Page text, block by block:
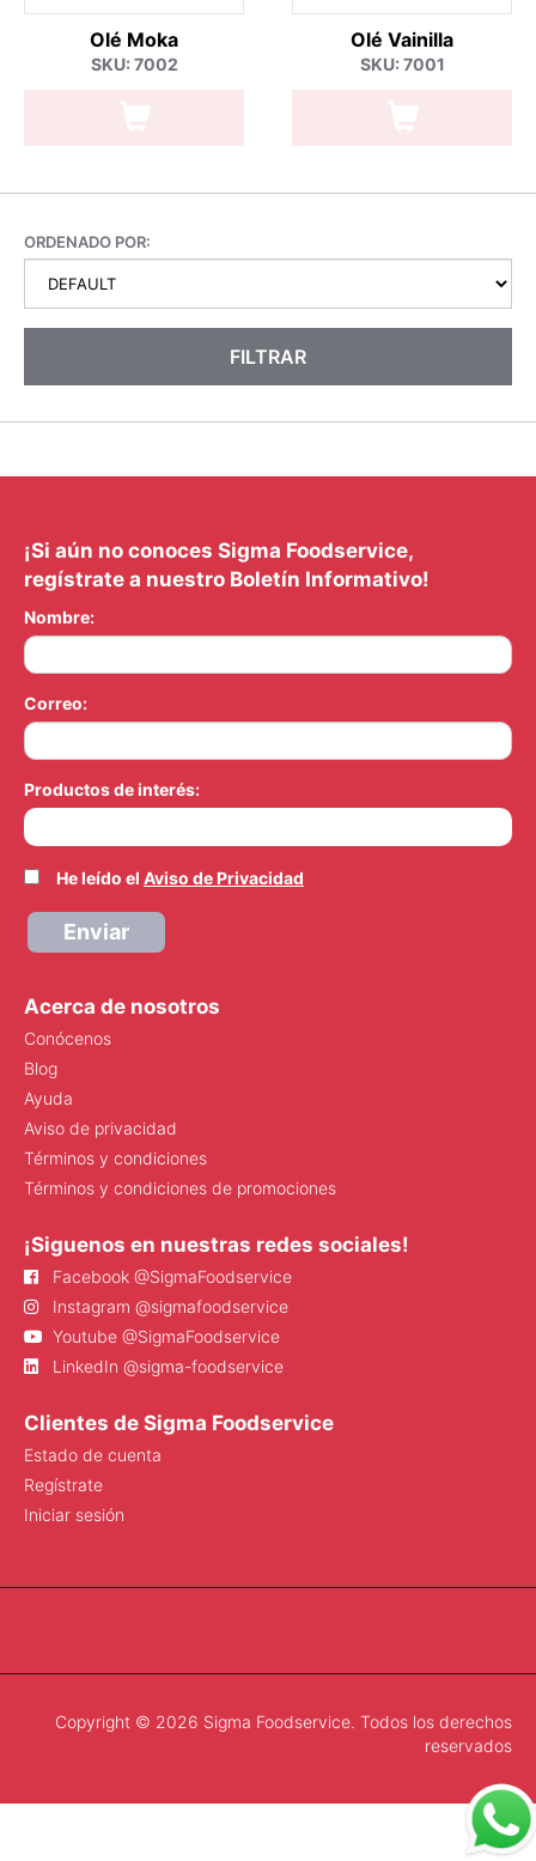
Olé Moka
SKU: 7002
Olé Vainilla
SKU: 7001
ORDENADO POR:
FILTRAR
¡Si aún no conoces Sigma Foodservice,
regístrate a nuestro Boletín Informativo!
Nombre:
Correo:
Productos de interés:
He leído el Aviso de Privacidad
Enviar
Acerca de nosotros
Conócenos
Blog
Ayuda
Aviso de privacidad
Términos y condiciones
Términos y condiciones de promociones
¡Siguenos en nuestras redes sociales!
Facebook @SigmaFoodservice
Instagram @sigmafoodservice
Youtube @SigmaFoodservice
LinkedIn @sigma-foodservice
Clientes de Sigma Foodservice
Estado de cuenta
Regístrate
Iniciar sesión
Copyright © 2026 Sigma Foodservice. Todos los derechos
reservados